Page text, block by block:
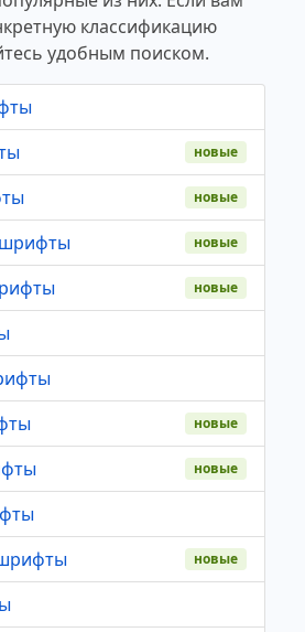
классификацию
удобным поиском.
новые
новые
новые
новые
новые
новые
новые